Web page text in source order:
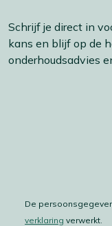
Schrijf je direct in
kans en blijf op de
onderhoudsadvies
De
verklaring verwerkt.